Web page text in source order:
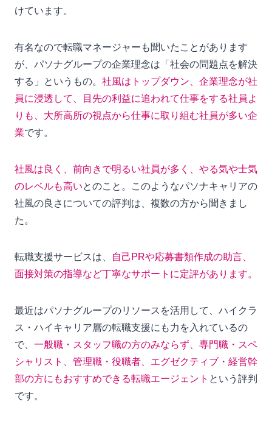
けています。
有名なので転職マネージャーも聞いたことがあります
が、パソナグループの企業理念は「社会の問題点を解決
する」というもの。 社風はトップダウン、企業理念が社
員に浸透して、目先の利益に追われて仕事をする社員よ
りも、大所高所の視点から仕事に取り組む社員が多い企
業です。
社風は良く、前向きで明るい社員が多く、やる気や士気
のレベルも高いとのこと。このようなパソナキャリアの
社風の良さについての評判は、複数の方から聞きまし
た。
転職支援サービスは、
自己PRや応募書類作成の助言、
面接対策の指導など丁寧なサポートに定評があります。
最近はパソナグループのリソースを活用して、ハイクラ
ス・ハイキャリア層の転職支援にも力を入れているの
で、 一般職・スタッフ職の方のみならず、専門職・スペ
シャリスト、管理職・役職者、エグゼクティブ・経営幹
部の方にもおすすめできる転職エージェント という評判
です。